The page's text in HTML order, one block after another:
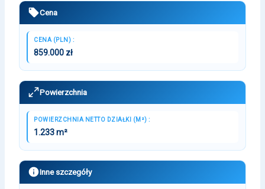
Cena
CENA (PLN) :
859.000 zł
Powierzchnia
POWIERZCHNIA NETTO DZIAŁKI (M²) :
1.233 m²
Inne szczegóły